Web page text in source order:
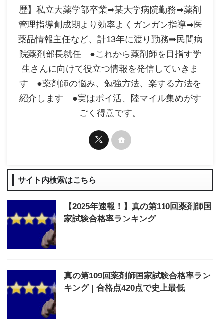
歴】私立大薬学部卒業➡某大学病院勤務➡薬剤
管理指導創成期より効率よくガンガン指導➡医
薬品情報主任など、計13年に渡り勤務➡民間病
院薬剤部長就任 ●これから薬剤師を目指す学
生さんに向けて役立つ情報を発信していきま
す ●薬剤師の悩み、勉強方法、楽する方法を
紹介します ●実はポイ活、陸マイル集めがす
ごく得意です。
サイト内検索はこちら
【2025年速報！】真の第110回薬剤師国
家試験合格率ランキング
真の第109回薬剤師国家試験合格率ラン
キング | 合格点420点で史上最低